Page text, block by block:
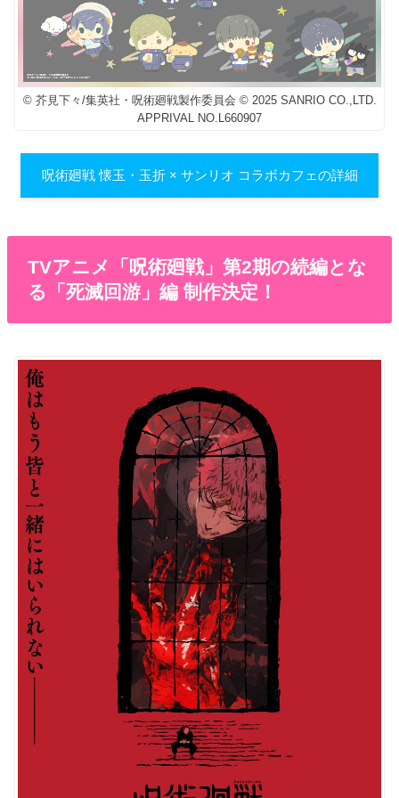
© 芥見下々/集英社・呪術廻戦製作委員会 © 2025 SANRIO CO.,LTD.
APPRIVAL NO.L660907
呪術廻戦 懐玉・玉折 × サンリオ コラボカフェの詳細
TVアニメ「呪術廻戦」第2期の続編とな
る「死滅回游」編 制作決定！